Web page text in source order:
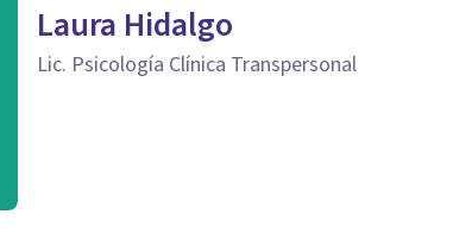
Laura Hidalgo
Lic. Psicología Clínica Transpersonal